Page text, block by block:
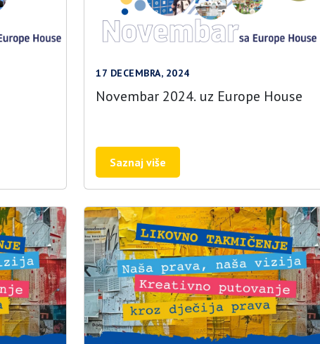
17 DECEMBRA, 2024
Novembar 2024. uz Europe House
Saznaj više